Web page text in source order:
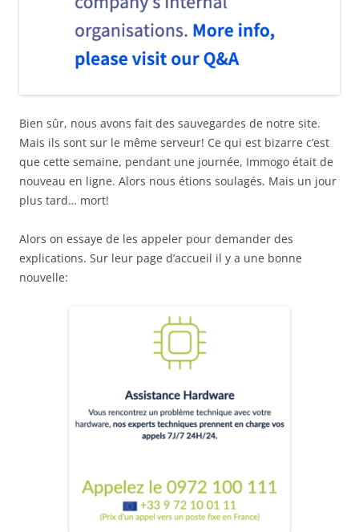
Bien sûr, nous avons fait des sauvegardes de notre site.
Mais ils sont sur le même serveur! Ce qui est bizarre c’est
que cette semaine, pendant une journée, Immogo était de
nouveau en ligne. Alors nous étions soulagés. Mais un jour
plus tard… mort!
Alors on essaye de les appeler pour demander des
explications. Sur leur page d’accueil il y a une bonne
nouvelle: